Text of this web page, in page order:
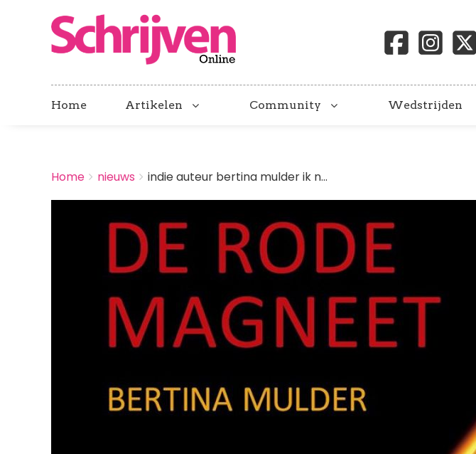
Home Artikelen Community Wedstrijden
BREADCRUMBS
You
Home nieuws
indie auteur bertina mulder ik n...